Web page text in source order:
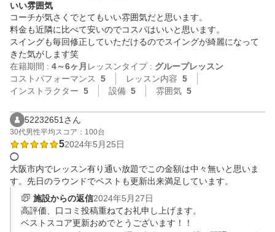
いい雰囲気
コーチが気さくでとてもいい雰囲気だと思います。
料金も近隣に比べて安いのでコスパはいいと思います。
スイングも毎回修正していただけるのでスイングが綺麗になって
きた気がします笑
在籍期間 : 4～6ヶ月 レッスンタイプ : グループレッスン
コストパフォーマンス
5 レッスン内容 5
インストラクター 5 設備 5 雰囲気 5
52232651さん
30代男性平均スコア：100台
52024年5月25日
◯
大阪市内でレッスン有り通い放題でこの金額は中々無いと思いま
す。先日のラウンドでベストも更新出来満足しています。
施設からの返信2024年5月27日
高評価、口コミ投稿重ねてお礼申し上げます。
ベストスコア更新おめでとうございます！！